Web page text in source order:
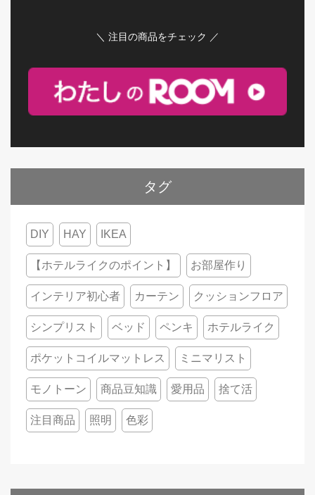
＼ 注目の商品をチェック ／
タグ
DIY HAY IKEA
【ホテルライクのポイント】 お部屋作り
インテリア初心者 カーテン クッションフロア
シンプリスト ベッド ペンキ ホテルライク
ポケットコイルマットレス ミニマリスト
モノトーン 商品豆知識 愛用品 捨て活
注目商品 照明 色彩